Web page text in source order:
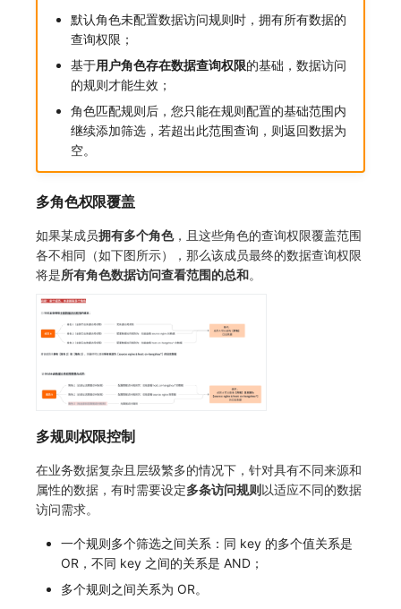
默认角色未配置数据访问规则时，拥有所有数据的
查询权限；
基于用户角色存在数据查询权限的基础，数据访问
的规则才能生效；
角色匹配规则后，您只能在规则配置的基础范围内
继续添加筛选，若超出此范围查询，则返回数据为
空。
多角色权限覆盖
如果某成员拥有多个角色，且这些角色的查询权限覆盖范围
各不相同（如下图所示），那么该成员最终的数据查询权限
将是所有角色数据访问查看范围的总和。
多规则权限控制
在业务数据复杂且层级繁多的情况下，针对具有不同来源和
属性的数据，有时需要设定多条访问规则以适应不同的数据
访问需求。
一个规则多个筛选之间关系：同 key 的多个值关系是
OR，不同 key 之间的关系是 AND；
多个规则之间关系为 OR。